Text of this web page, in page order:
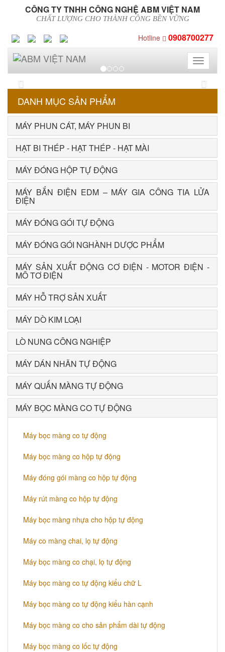
CÔNG TY TNHH CÔNG NGHỆ ABM VIỆT NAM
CHẤT LƯỢNG CHO THÀNH CÔNG BỀN VỮNG
Hotline 0908700277
Toggle
Previous Next
DANH MỤC SẢN PHẨM
MÁY PHUN CÁT, MÁY PHUN BI
HẠT BI THÉP - HẠT THÉP - HẠT MÀI
MÁY ĐÓNG HỘP TỰ ĐỘNG
MÁY BẮN ĐIỆN EDM – MÁY GIA CÔNG TIA LỬA
ĐIỆN
MÁY ĐÓNG GÓI TỰ ĐỘNG
MÁY ĐÓNG GÓI NGHÀNH DƯỢC PHẨM
MÁY SẢN XUẤT ĐỘNG CƠ ĐIỆN - MOTOR ĐIỆN -
MÔ TƠ ĐIỆN
MÁY HỖ TRỢ SẢN XUẤT
MÁY DÒ KIM LOẠI
LÒ NUNG CÔNG NGHIỆP
MÁY DÁN NHÃN TỰ ĐỘNG
MÁY QUẤN MÀNG TỰ ĐỘNG
MÁY BỌC MÀNG CO TỰ ĐỘNG
Máy bọc màng co tự động
Máy bọc màng co hộp tự động
Máy đóng gói màng co hộp tự động
Máy rút màng co hộp tự động
Máy bọc màng nhựa cho hộp tự động
Máy co màng chai, lọ tự động
Máy bọc màng co chại, lọ tự động
Máy bọc màng co tự động kiểu chữ L
Máy bọc màng co tự động kiểu hàn cạnh
Máy bọc màng co cho sản phẩm dài tự động
Máy bọc màng co lốc tự động